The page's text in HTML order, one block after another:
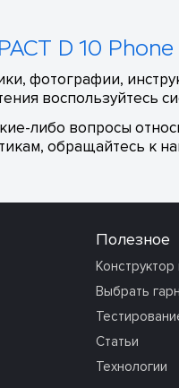
D 10
фотографии,
воспользуйтесь
либо вопросы
обращайтесь к
Полезное
Конструктор
Выбрать
Статьи
Технологии